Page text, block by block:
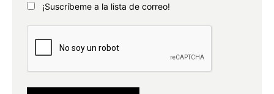
¡Suscríbeme a la lista de correo!